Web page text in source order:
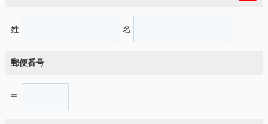
姓 名
郵便番号
〒